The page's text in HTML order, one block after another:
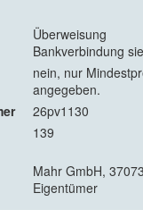
Überweisung
Bankverbindung
nein, nur
angegeben.
26pv1130
139
Mahr GmbH,
Eigentümer